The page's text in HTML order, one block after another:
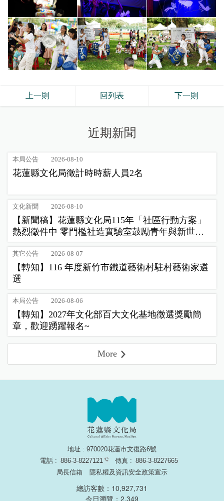
上一則 回列表 下一則
近期新聞
本局公告 2026-08-10
花蓮縣文化局徵計時時薪人員2名
文化新聞 2026-08-10
【新聞稿】花蓮縣文化局115年「社區行動方案」
熱烈徵件中 零門檻社造實驗室鼓勵青年與新世代
公民踴躍提案
其它公告 2026-08-07
【轉知】116 年度新竹市鐵道藝術村駐村藝術家遴
選
本局公告 2026-08-06
【轉知】2027年文化部百大文化基地徵選獎勵簡
章，歡迎踴躍報名~
More
地址 : 970020花蓮市文復路6號
電話 : 886-3-8227121 傳真 : 886-3-8227665
局長信箱
隱私權及資訊安全政策宣示
總訪客數：10,927,731
今日瀏覽：2,349